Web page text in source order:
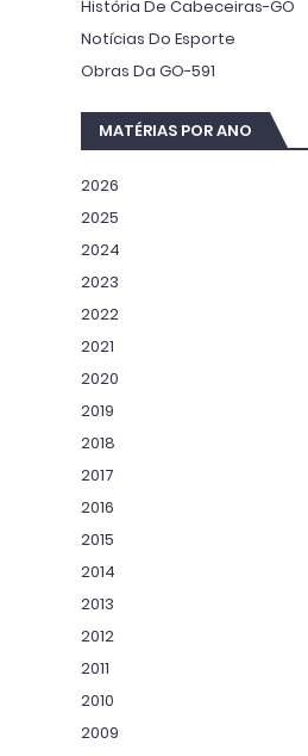
História De Cabeceiras-GO
Notícias Do Esporte
Obras Da GO-591
MATÉRIAS POR ANO
2026
2025
2024
2023
2022
2021
2020
2019
2018
2017
2016
2015
2014
2013
2012
2011
2010
2009